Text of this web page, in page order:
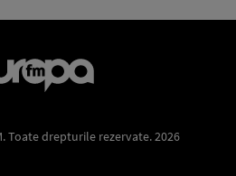
Toate drepturile rezervate. 2026